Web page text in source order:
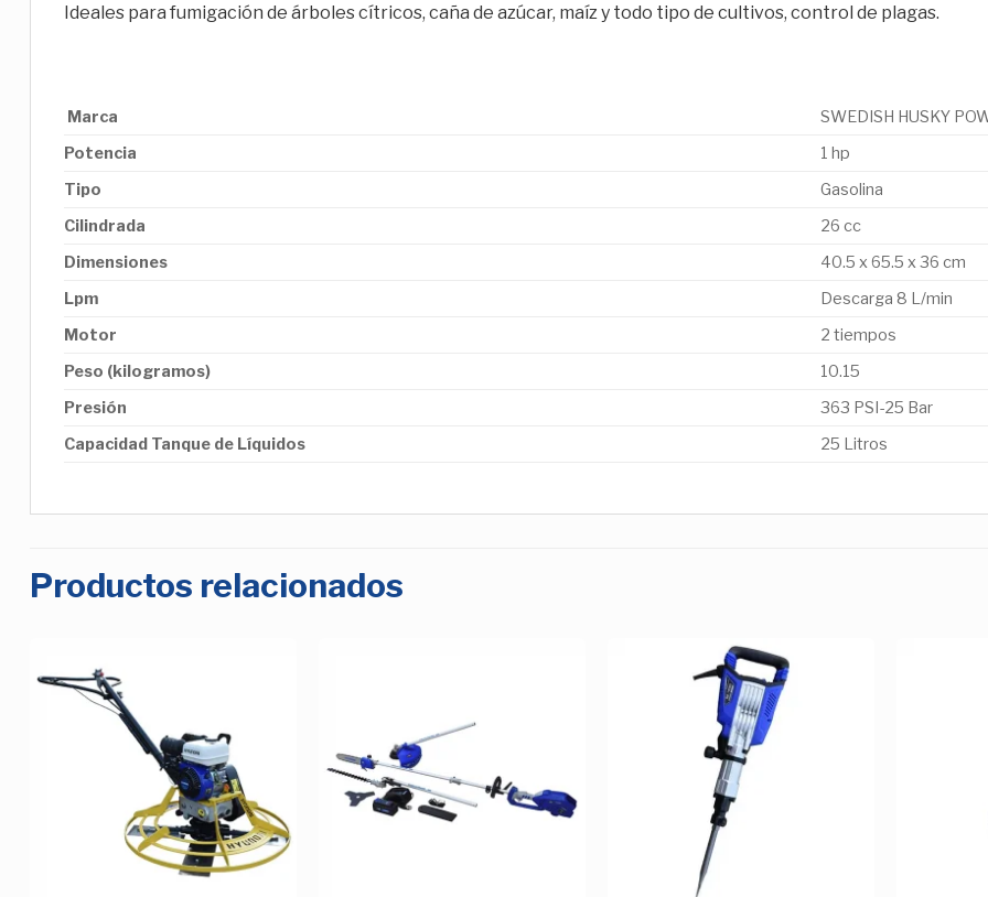
Ideales para fumigación de árboles cítricos, caña de azúcar, maíz y todo tipo de cultivos, control de plagas.
Marca
SWEDISH HUSKY
Potencia
1 hp
Tipo
Gasolina
Cilindrada
26 cc
Dimensiones
40.5 x 65.5 x 36 cm
Lpm
Descarga 8 L/min
Motor
2 tiempos
Peso (kilogramos)
10.15
Presión
363 PSI-25 Bar
Capacidad Tanque de Líquidos
25 Litros
Productos relacionados